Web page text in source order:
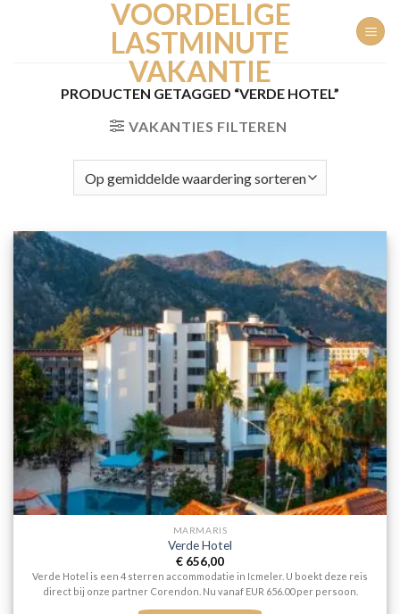
VOORDELIGE
LASTMINUTE
VAKANTIE
PRODUCTEN GETAGGED “VERDE HOTEL”
VAKANTIES FILTEREN
MARMARIS
Verde Hotel
€ 656,00
Verde Hotel is een 4 sterren accommodatie in Icmeler. U boekt deze reis
direct bij onze partner Corendon. Nu vanaf EUR 656.00 per persoon.